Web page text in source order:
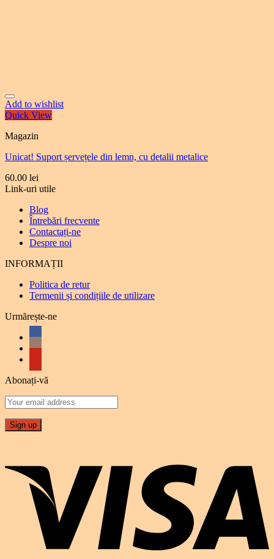
Add to wishlist
Quick View
Magazin
Unicat! Suport șervețele din lemn, cu detalii metalice
60.00 lei
Link-uri utile
Blog
Întrebări frecvente
Contactați-ne
Despre noi
INFORMAȚII
Politica de retur
Termenii și condițiile de utilizare
Urmărește-ne
Abonați-vă